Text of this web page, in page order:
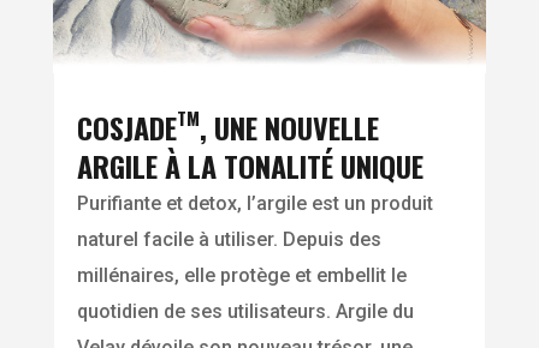
COSJADETM, UNE NOUVELLE
ARGILE À LA TONALITÉ UNIQUE
Purifiante et detox, l’argile est un produit
naturel facile à utiliser. Depuis des
millénaires, elle protège et embellit le
quotidien de ses utilisateurs. Argile du